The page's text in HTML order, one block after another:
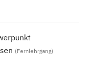
(Fernlehrgang)